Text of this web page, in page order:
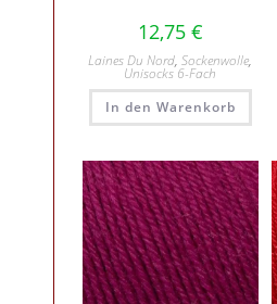
12,75 €
Laines Du Nord,Sockenwolle,
Unisocks 6-Fach
In den Warenkorb